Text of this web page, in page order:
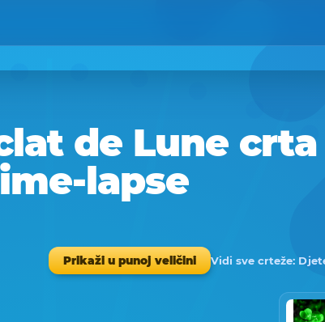
de Lune crta
lapse
Prikaži u punoj veličini Vidi sve crteže: